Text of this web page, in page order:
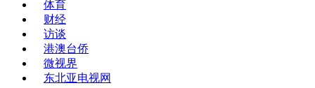
体育
财经
访谈
港澳台侨
微视界
东北亚电视网